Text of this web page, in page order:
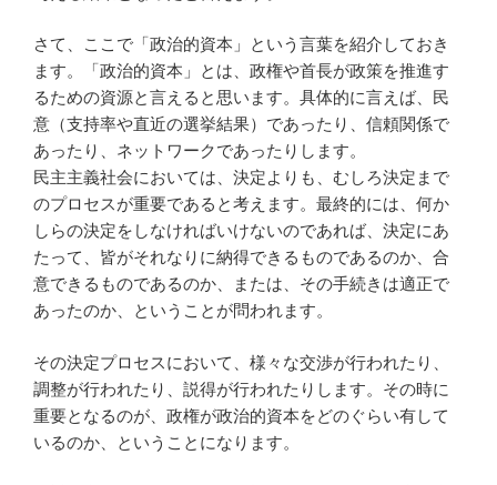
さて、ここで「政治的資本」という言葉を紹介しておき
ます。「政治的資本」とは、政権や首長が政策を推進す
るための資源と言えると思います。具体的に言えば、民
意（支持率や直近の選挙結果）であったり、信頼関係で
あったり、ネットワークであったりします。
民主主義社会においては、決定よりも、むしろ決定まで
のプロセスが重要であると考えます。最終的には、何か
しらの決定をしなければいけないのであれば、決定にあ
たって、皆がそれなりに納得できるものであるのか、合
意できるものであるのか、または、その手続きは適正で
あったのか、ということが問われます。
その決定プロセスにおいて、様々な交渉が行われたり、
調整が行われたり、説得が行われたりします。その時に
重要となるのが、政権が政治的資本をどのぐらい有して
いるのか、ということになります。